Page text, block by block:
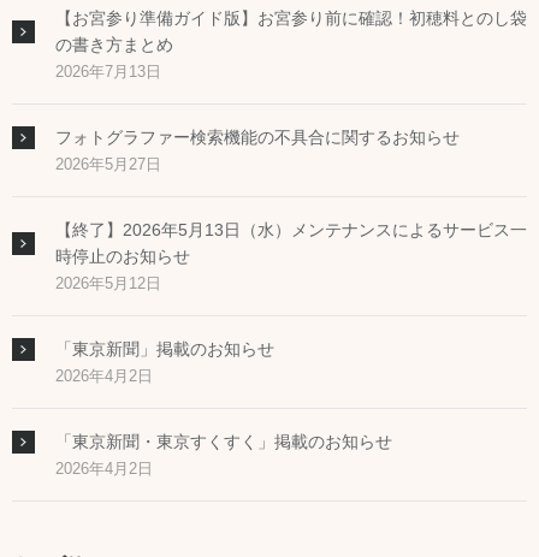
【お宮参り準備ガイド版】お宮参り前に確認！初穂料とのし袋
の書き方まとめ
2026年7月13日
フォトグラファー検索機能の不具合に関するお知らせ
2026年5月27日
【終了】2026年5月13日（水）メンテナンスによるサービス一
時停止のお知らせ
2026年5月12日
「東京新聞」掲載のお知らせ
2026年4月2日
「東京新聞・東京すくすく」掲載のお知らせ
2026年4月2日